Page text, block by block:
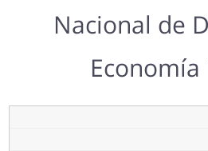
Nacional de
Economía